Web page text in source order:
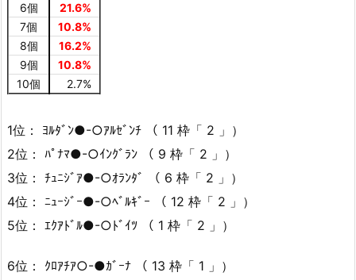
6個
21.6%
7個
10.8%
8個
16.2%
9個
10.8%
10個
2.7%
1位： ﾖﾙﾀﾞﾝ●-○ｱﾙｾﾞﾝﾁ （ 11 枠「 2 」）
2位： ﾊﾟﾅﾏ●-○ｲﾝｸﾞﾗﾝ （ 9 枠「 2 」）
3位： ﾁｭﾆｼﾞｱ●-○ｵﾗﾝﾀﾞ （ 6 枠「 2 」）
4位： ﾆｭｰｼﾞｰ●-○ﾍﾞﾙｷﾞｰ （ 12 枠「 2 」）
5位： ｴｸｱﾄﾞﾙ●-○ﾄﾞｲﾂ （ 1 枠「 2 」）
6位： ｸﾛｱﾁｱ○-●ｶﾞｰﾅ （ 13 枠「 1 」）